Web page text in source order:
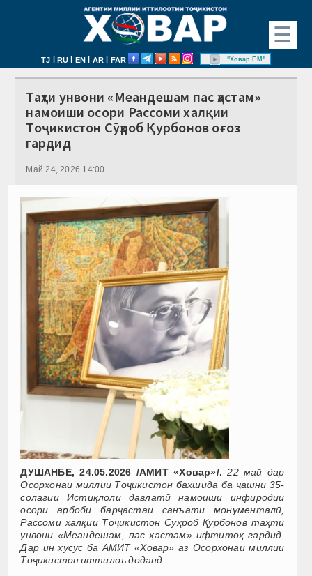
☰
TJ | RU | EN | AR | FAR "Ховар FM"
Таҳти унвони «Меандешам пас ҳастам»
намоиши осори Рассоми халқии
Тоҷикистон Сӯҳроб Қурбонов оғоз
гардид
Май 24, 2026 14:00
ДУШАНБЕ, 24.05.2026 /АМИТ «Ховар»/. 22 май дар
Осорхонаи миллии Тоҷикистон бахшида ба ҷашни 35-
солагии Истиқлоли давлатӣ намоиши инфиродии
осори арбоби барҷастаи санъати монументалӣ,
Рассоми халқии Тоҷикистон Сӯҳроб Қурбонов таҳти
унвони «Меандешам, пас ҳастам» ифтитоҳ гардид.
Дар ин хусус ба АМИТ «Ховар» аз Осорхонаи миллии
Тоҷикистон иттилоъ доданд.